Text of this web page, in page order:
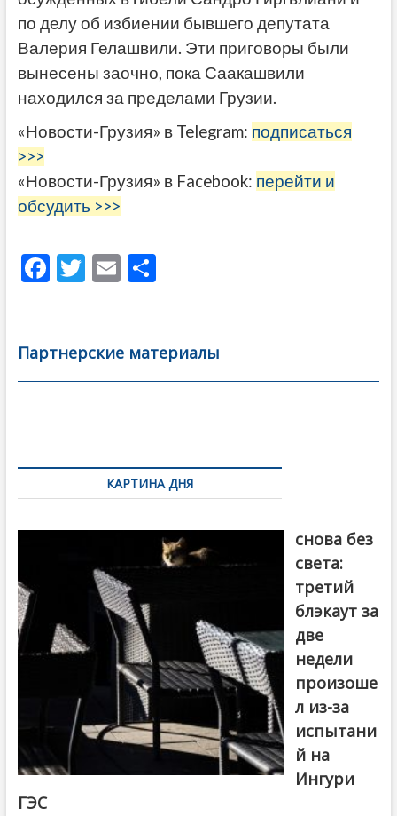
по делу об избиении бывшего депутата
Валерия Гелашвили. Эти приговоры были
вынесены заочно, пока Саакашвили
находился за пределами Грузии.
«Новости-Грузия» в Telegram: подписаться
>>>
«Новости-Грузия» в Facebook: перейти и
обсудить >>>
F
b
o
T
er
E
l
О
а
в
Партнерские материалы
по
записямКАРТИНА ДНЯ
снова без
света:
третий
блэкаут за
две
недели
произоше
л из-за
испытани
й на
Ингури
ГЭС